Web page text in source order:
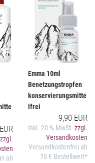
zzgl.
ab
Emma 10ml
Benetzungstropfen
konservierungsmitte
lfrei
9,90 EUR
inkl. 20 % MwSt. zzgl.
Versandkosten
Versandkostenfrei ab
70 € Bestellwert*